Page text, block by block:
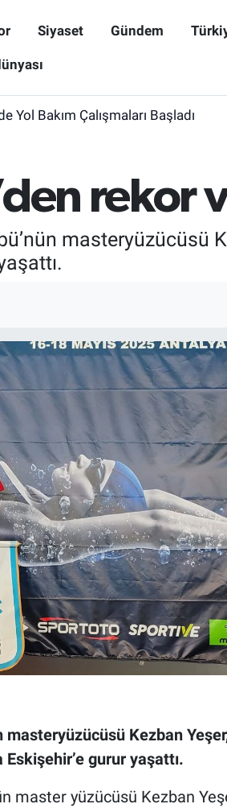
Siyaset Gündem
Yol Bakım Çalışmaları Başladı
masteryüzücüsü
Kezban
gurur yaşattı.
master yüzücüsü Kezban